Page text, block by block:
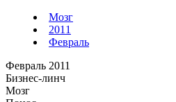
Мозг
2011
Февраль
Февраль 2011
Бизнес-линч
Мозг